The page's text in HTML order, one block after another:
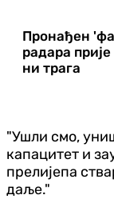
Пронађен
радара
ни трага
"Ушли смо,
капацитет и
прелијепа
даље."